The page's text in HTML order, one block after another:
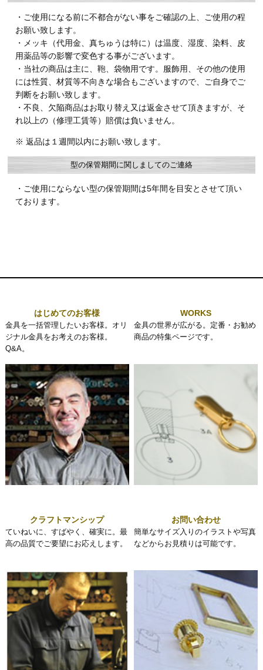
・ご使用になる前に不都合がない事をご確認の上、ご使用の程
お願い致します。
・メッキ（代用金、真ちゅうは特に）は温度、湿度、染料、皮
用薬品等の影響で変色する事がございます。
・当社の商品は主に、鞄、袋物用です。服飾用、その他の使用
には性質、材質等不向きな場合もございますので、ご自身でご
判断をお願い致します。
・不良、欠陥商品はお取り替え又は返金させて頂きますが、そ
れ以上の（修理工賃等）賠償は負いません。
※ 返品は１週間以内にお願い致します。
型の保管期間に関しましてのご連絡
・ご使用にならない型の保管期間は5年間を目安とさせて頂い
ております。
はじめてのお客様
金具を一括管理したいお客様。オリ
ジナル金具をお考えのお客様。
Q&A。
WORKS
金具の世界が広がる。定番・お勧め
商品の特集ページです。
クラフトマンシップ
ていねいに、すばやく、確実に。最
高の品質でご要望にお応えします。
お問い合わせ
簡単なサイズ入りのイラストや写真
などからお見積りは可能です。